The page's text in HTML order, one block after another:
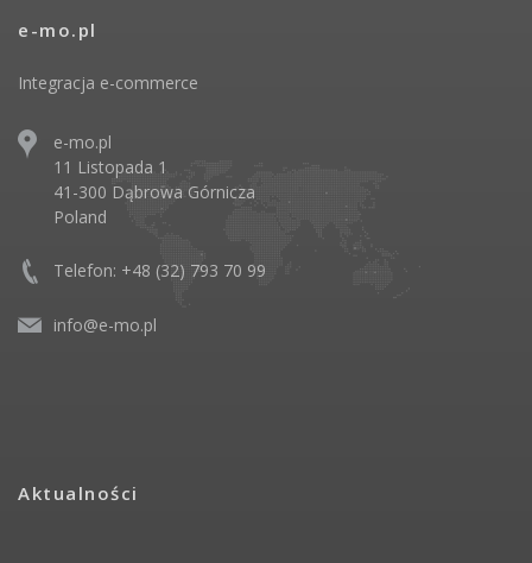
e-mo.pl
Integracja e-commerce
e-mo.pl
11 Listopada 1
41-300 Dąbrowa Górnicza
Poland
Telefon: +48 (32) 793 70 99
info@e-mo.pl
Aktualności